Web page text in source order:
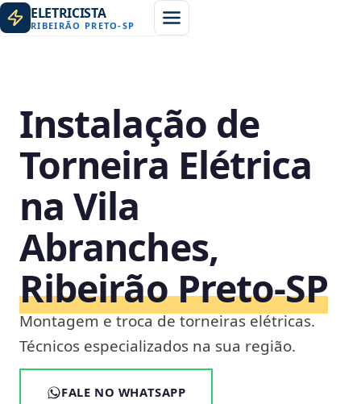
ELETRICISTA
RIBEIRÃO PRETO-SP
Instalação de
Torneira Elétrica
na Vila
Abranches,
Ribeirão Preto‑SP
Montagem e troca de torneiras elétricas.
Técnicos especializados na sua região.
FALE NO WHATSAPP